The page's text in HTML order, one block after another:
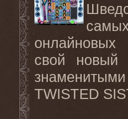
свой новый
TWISTED